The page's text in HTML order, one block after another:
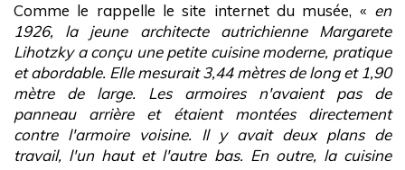
Comme le rappelle le site internet du musée, « en
1926, la jeune architecte autrichienne Margarete
Lihotzky a conçu une petite cuisine moderne, pratique
et abordable. Elle mesurait 3,44 mètres de long et 1,90
mètre de large. Les armoires n'avaient pas de
panneau arrière et étaient montées directement
contre l'armoire voisine. Il y avait deux plans de
travail, l'un haut et l'autre bas. En outre, la cuisine